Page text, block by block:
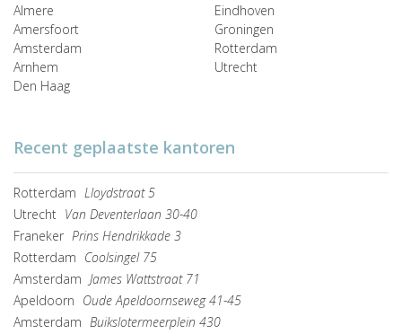
Almere
Amersfoort
Amsterdam
Arnhem
Den Haag
Eindhoven
Groningen
Rotterdam
Utrecht
Recent geplaatste kantoren
Rotterdam Lloydstraat 5
Utrecht Van Deventerlaan 30-40
Franeker Prins Hendrikkade 3
Rotterdam Coolsingel 75
Amsterdam James Wattstraat 71
Apeldoorn Oude Apeldoornseweg 41-45
Amsterdam Buikslotermeerplein 430